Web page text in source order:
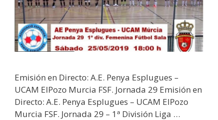
Emisión en Directo: A.E. Penya Esplugues –
UCAM ElPozo Murcia FSF. Jornada 29 Emisión en
Directo: A.E. Penya Esplugues – UCAM ElPozo
Murcia FSF. Jornada 29 – 1ª División Liga …